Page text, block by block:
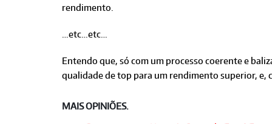
rendimento.
…etc…etc…
Entendo que, só com um processo coerente e
qualidade de top para um rendimento superior,
MAIS OPINIÕES.